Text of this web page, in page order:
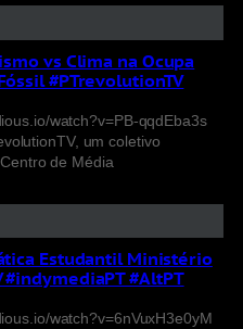
vs Clima na Ocupa
#PTrevolutionTV
watch?v=PB-qqdEba3s
um coletivo
de Média
Estudantil Ministério
#indymediaPT #AltPT
watch?v=6nVuxH3e0yM